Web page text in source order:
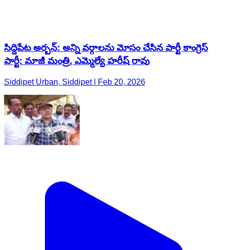
సిద్దిపేట అర్బన్: అన్ని వర్గాలను మోసం చేసిన పార్టీ కాంగ్రెస్
పార్టీ: మాజీ మంత్రి, ఎమ్మెల్యే హరీష్ రావు
Siddipet Urban, Siddipet | Feb 20, 2026